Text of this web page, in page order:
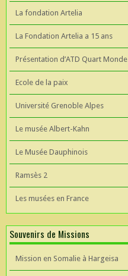
La fondation Artelia
La Fondation Artelia a 15 ans
Présentation d’ATD Quart Monde
Ecole de la paix
Université Grenoble Alpes
Le musée Albert-Kahn
Le Musée Dauphinois
Ramsès 2
Les musées en France
Souvenirs de Missions
Mission en Somalie à Hargeisa